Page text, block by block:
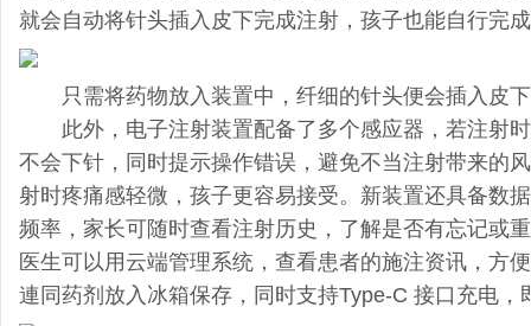
就会自动将针头插入皮下完成注射，孩子也能自行完
只需将药物放入装置中，纤细的针头便会插入皮
此外，电子注射装置配备了多个感应器，若注射
不会下针，同时提示操作错误，避免不当注射带来的
射时疼痛感轻微，孩子更容易接受。新装置还具备数
频率，家长可随时查看注射历史，了解是否有忘记或
医生可以用云端管理系统，查看患者的施注资讯，方
連同药剂放入冰箱保存，同时支持Type-C 接口充电